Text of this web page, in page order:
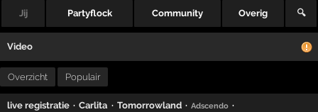
Jij Partyflock Community Overig 🔍
Video
Overzicht Populair
live registratie · Carlita · Tomorrowland · Adscendo ·